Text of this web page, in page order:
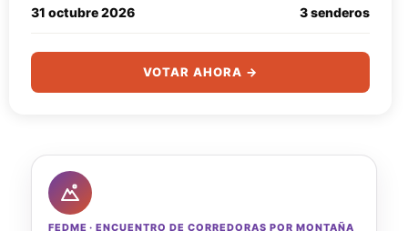
31 octubre 2026 3 senderos
VOTAR AHORA →
FEDME · ENCUENTRO DE CORREDORAS POR MONTAÑA